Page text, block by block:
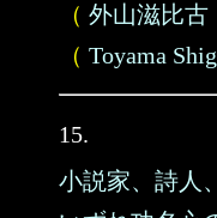
（ 外山滋比古
（ Toyama
15.
小説家、詩人